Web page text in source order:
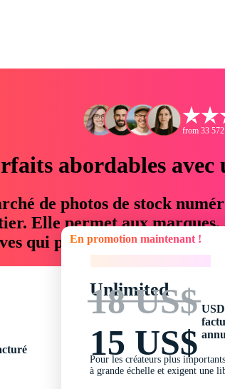
from 33
abordables
de photos de stock
Elle permet aux
qui permettent
En promotion maintenant !
Unlimited
18 US$
15 US$
Pour les créateurs plus
à grande échelle et exigent une